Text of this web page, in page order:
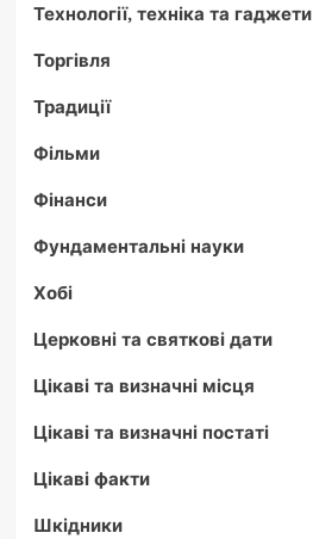
Технології, техніка та гаджети
Торгівля
Традиції
Фільми
Фінанси
Фундаментальні науки
Хобі
Церковні та святкові дати
Цікаві та визначні місця
Цікаві та визначні постаті
Цікаві факти
Шкідники